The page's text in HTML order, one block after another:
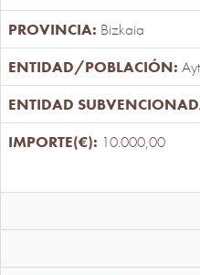
Bizkaia
10.000,00